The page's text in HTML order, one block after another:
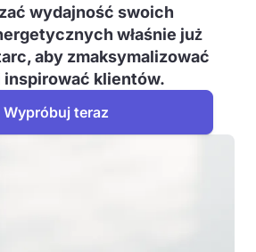
wydajność swoich
właśnie już
aby zmaksymalizować
klientów.
Wypróbuj teraz